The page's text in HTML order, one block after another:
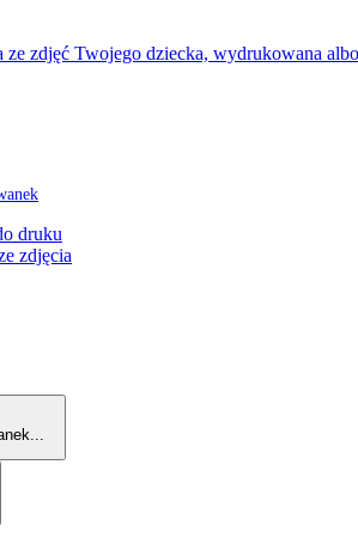
zdjęć Twojego dziecka, wydrukowana
druku
zdjęcia